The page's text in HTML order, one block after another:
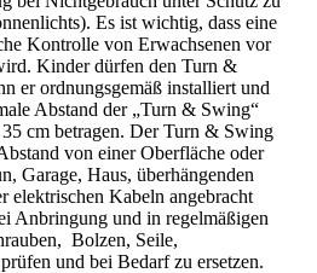
Es ist wichtig, dass eine
Kontrolle von Erwachsenen vor
Kinder dürfen den Turn &
er ordnungsgemäß installiert und
Abstand der „Turn & Swing“
cm betragen. Der Turn & Swing
von einer Oberfläche oder
Garage, Haus, überhängenden
elektrischen Kabeln angebracht
Anbringung und in regelmäßigen
Bolzen, Seile,
und bei Bedarf zu ersetzen.